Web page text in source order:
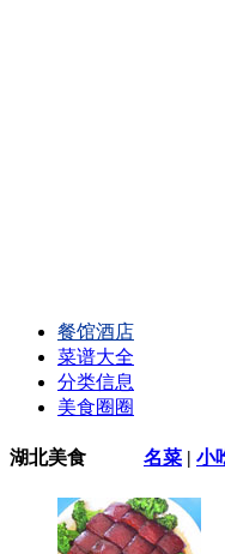
餐馆酒店
菜谱大全
分类信息
美食圈圈
湖北美食 名菜 | 小